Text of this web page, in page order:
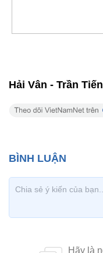
Hải Vân - Trần Tiến